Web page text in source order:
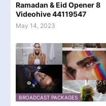
Ramadan & Eid Opener 8
Videohive 44119547
May 14, 2023
BROADCAST PACKAGES